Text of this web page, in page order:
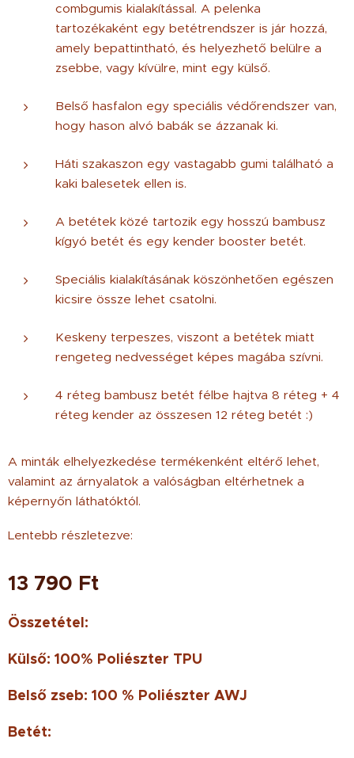
combgumis kialakítással. A pelenka
tartozékaként egy betétrendszer is jár hozzá,
amely bepattintható, és helyezhető belülre a
zsebbe, vagy kívülre, mint egy külső.
Belső hasfalon egy speciális védőrendszer van,
hogy hason alvó babák se ázzanak ki.
Háti szakaszon egy vastagabb gumi található a
kaki balesetek ellen is.
A betétek közé tartozik egy hosszú bambusz
kígyó betét és egy kender booster betét.
Speciális kialakításának köszönhetően egészen
kicsire össze lehet csatolni.
Keskeny terpeszes, viszont a betétek miatt
rengeteg nedvességet képes magába szívni.
4 réteg bambusz betét félbe hajtva 8 réteg + 4
réteg kender az összesen 12 réteg betét :)
A minták elhelyezkedése termékenként eltérő lehet,
valamint az árnyalatok a valóságban eltérhetnek a
képernyőn láthatóktól.
Lentebb részletezve:
13 790 Ft
Összetétel:
Külső: 100% Poliészter TPU
Belső zseb: 100 % Poliészter AWJ
Betét: